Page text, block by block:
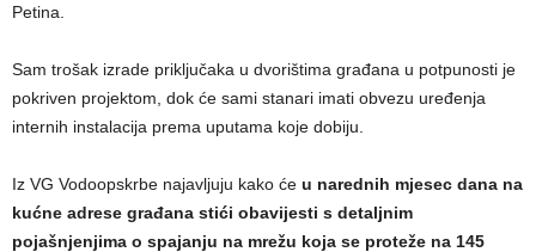
Petina.
Sam trošak izrade priključaka u dvorištima građana u potpunosti je
pokriven projektom, dok će sami stanari imati obvezu uređenja
internih instalacija prema uputama koje dobiju.
Iz VG Vodoopskrbe najavljuju kako će u narednih mjesec dana na
kućne adrese građana stići obavijesti s detaljnim
pojašnjenjima o spajanju na mrežu koja se proteže na 145